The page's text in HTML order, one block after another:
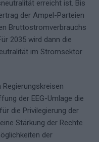
erreicht ist. Bis
der Ampel-Parteien
Bruttostromverbrauchs
2035 wird dann die
im Stromsektor
der EEG-Umlage die
die Privilegierung der
Stärkung der Rechte
der